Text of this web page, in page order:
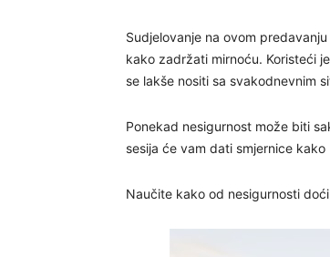
Sudjelovanje na ovom
kako zadržati mirnoću. Koristeći
se lakše nositi sa svakodnevnim
Ponekad nesigurnost može biti
sesija će vam dati smjernice
Naučite kako od nesigurnosti